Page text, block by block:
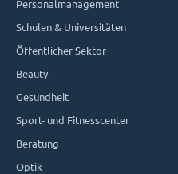
Personalmanagement
Schulen & Universitäten
Öffentlicher Sektor
Beauty
Gesundheit
Sport- und Fitnesscenter
Beratung
Optik